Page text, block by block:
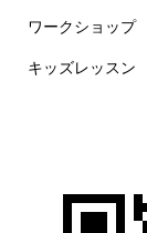
ワークショップ
キッズレッスン